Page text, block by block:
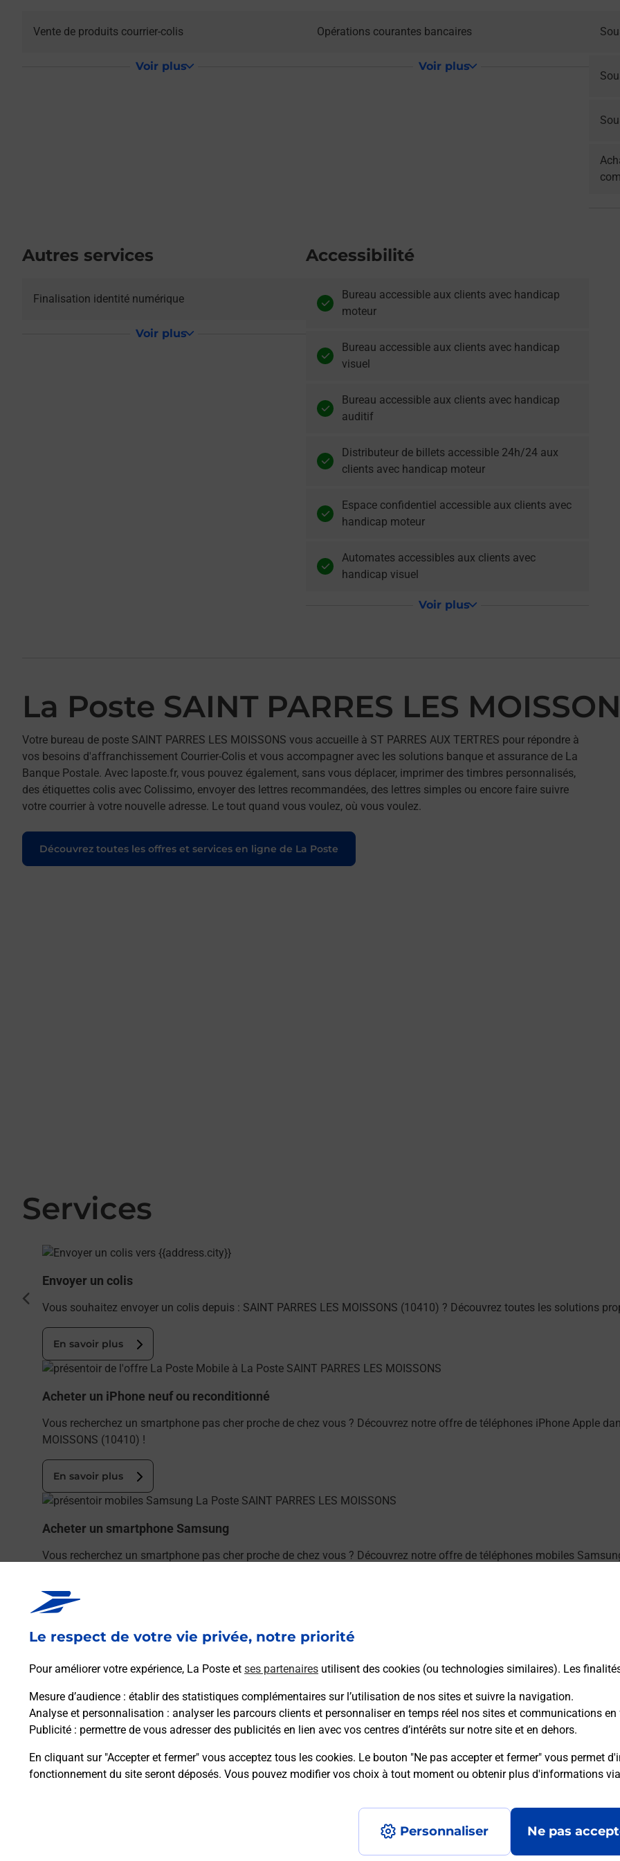
Le respect de votre vie privée, notre priorité
Pour améliorer votre expérience, La Poste et ses partenaires utilisent des cookies (ou technologies similaires). Les
Mesure d’audience : établir des statistiques complémentaires sur l’utilisation de nos sites et suivre la navigation.
Analyse et personnalisation : analyser les parcours clients et personnaliser en temps réel nos sites et communications
Publicité : permettre de vous adresser des publicités en lien avec vos centres d’intérêts sur notre site et en dehors.
En cliquant sur "Accepter et fermer" vous acceptez tous les cookies. Le bouton "Ne pas accepter et fermer" vous permet
fonctionnement du site seront déposés. Vous pouvez modifier vos choix à tout moment ou obtenir plus d'informations
Personnaliser Ne pas
Vente de produits courrier-colis
Voir plus
Opérations courantes bancaires
Voir plus
Autres services
Finalisation identité numérique
Voir plus
Accessibilité
Bureau accessible aux clients avec handicap
moteur
Bureau accessible aux clients avec handicap
visuel
Bureau accessible aux clients avec handicap
auditif
Distributeur de billets accessible 24h/24 aux
clients avec handicap moteur
Espace confidentiel accessible aux clients avec
handicap moteur
Automates accessibles aux clients avec
handicap visuel
Voir plus
La Poste SAINT PARRES LES
Votre bureau de poste SAINT PARRES LES MOISSONS vous accueille à ST PARRES AUX TERTRES pour répondre à
vos besoins d'affranchissement Courrier-Colis et vous accompagner avec les solutions banque et assurance de La
Banque Postale. Avec laposte.fr, vous pouvez également, sans vous déplacer, imprimer des timbres personnalisés,
des étiquettes colis avec Colissimo, envoyer des lettres recommandées, des lettres simples ou encore faire suivre
votre courrier à votre nouvelle adresse. Le tout quand vous voulez, où vous voulez.
Découvrez toutes les offres et services en ligne de La Poste
Services
En savoir plus
Envoyer un colis
Vous souhaitez envoyer un colis depuis : SAINT PARRES LES MOISSONS (10410) ? Découvrez toutes les solutions
En savoir plus
En savoir plus
Acheter un iPhone neuf ou reconditionné
Vous recherchez un smartphone pas cher proche de chez vous ? Découvrez notre offre de téléphones iPhone Apple
MOISSONS (10410) !
En savoir plus
En savoir plus
Acheter un smartphone Samsung
Vous recherchez un smartphone pas cher proche de chez vous ? Découvrez notre offre de téléphones mobiles
En savoir plus
En savoir plus
MOISSONS.
Données personnelles et cookies